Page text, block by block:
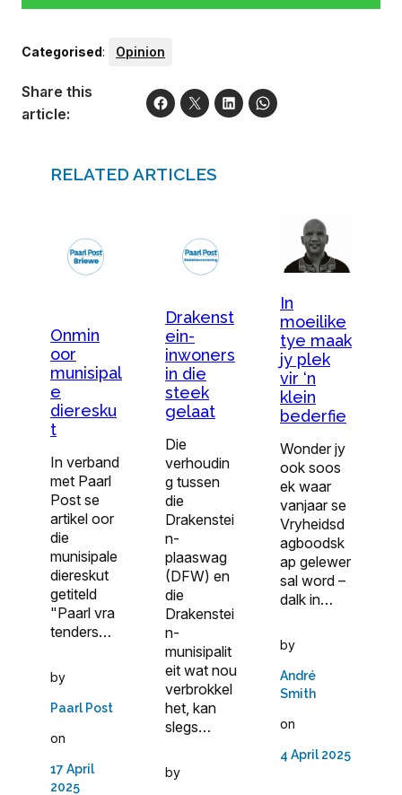
Categorised: Opinion
Share this
article:
RELATED ARTICLES
Onmin
oor
munisipal
e
dieresku
t
In verband
met Paarl
Post se
artikel oor
die
munisipale
diereskut
getiteld
"Paarl vra
tenders…
by
Paarl Post
on
17 April
2025
Drakenst
ein-
inwoners
in die
steek
gelaat
Die
verhoudin
g tussen
die
Drakenstei
n-
plaaswag
(DFW) en
die
Drakenstei
n-
munisipalit
eit wat nou
verbrokkel
het, kan
slegs…
by
In
moeilike
tye maak
jy plek
vir ‘n
klein
bederfie
Wonder jy
ook soos
ek waar
vanjaar se
Vryheidsd
agboodsk
ap gelewer
sal word –
dalk in…
by
André
Smith
on
4 April 2025